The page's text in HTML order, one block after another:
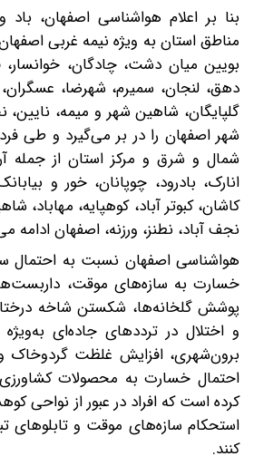
بنا بر اعلام هواشناسی اصفهان،
مناطق استان به ویژه نیمه غربی
بویین میان دشت، چادگان، خوانسار،
دهق، لنجان، سمیرم، شهرضا، عسگران،
گلپایگان، شاهین شهر و میمه، نایین،
شهر اصفهان را در بر می‌گیرد و طی
شمال و شرق و مرکز استان از جمله
انارک، بادرود، چوپانان، خور و
کاشان، کبوتر آباد، کوهپایه، مهاباد،
نجف آباد، نطنز، ورزنه، اصفهان ادامه
هواشناسی اصفهان نسبت به احتمال
خسارت به سازه‌های موقت،
پوشش گلخانه‌ها، شکستن شاخه
و اختلال در ترددهای جاده‌ای
برون‌شهری، افزایش غلظت
احتمال خسارت به محصولات
کرده است که افراد در عبور از نواحی
استحکام‌ سازه‌های موقت و تابلوهای
کنند.